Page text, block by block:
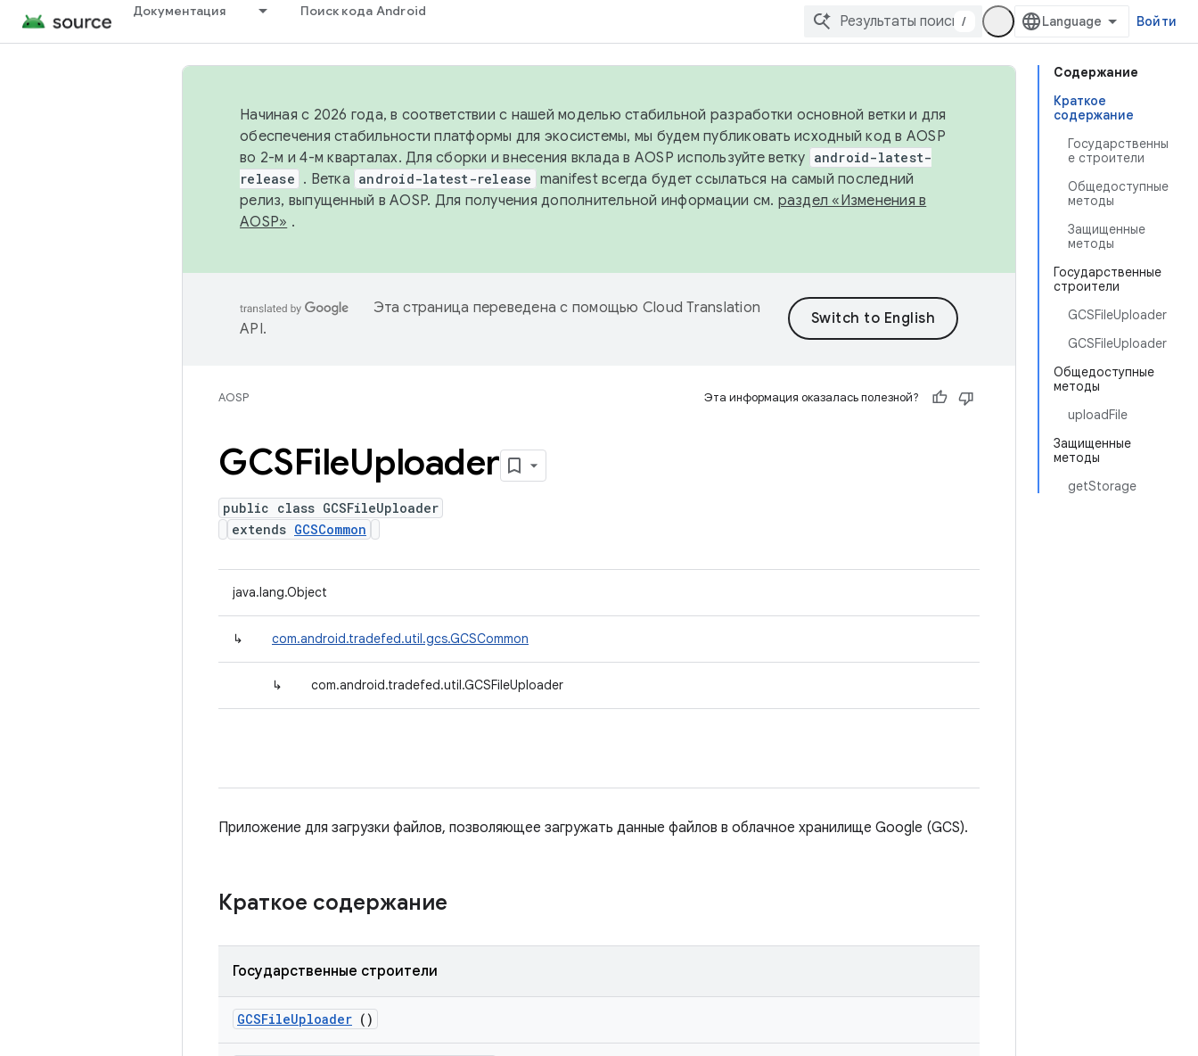
Документация Поиск кода Android
/ Войти
Содержание
Краткое
содержание
Государственны
е строители
Общедоступные
методы
Защищенные
методы
Государственные
строители
GCSFileUploader
GCSFileUploader
Общедоступные
методы
uploadFile
Защищенные
методы
getStorage
Начиная с 2026 года, в соответствии с нашей моделью стабильной разработки основной ветки и для
обеспечения стабильности платформы для экосистемы, мы будем публиковать исходный код в AOSP
во 2-м и 4-м кварталах. Для сборки и внесения вклада в AOSP используйте ветку android-latest-
release . Ветка android-latest-release manifest всегда будет ссылаться на самый последний
релиз, выпущенный в AOSP. Для получения дополнительной информации см. раздел «Изменения в
AOSP» .
Эта страница переведена с помощью Cloud Translation
API.
AOSP Эта информация оказалась полезной?
GCSFileUploader
public class GCSFileUploader
extends GCSCommon
java.lang.Object
↳ com.android.tradefed.util.gcs.GCSCommon
↳ com.android.tradefed.util.GCSFileUploader
Приложение для загрузки файлов, позволяющее загружать данные файлов в облачное хранилище Google (GCS).
Краткое содержание
Государственные строители
GCSFileUploader ()